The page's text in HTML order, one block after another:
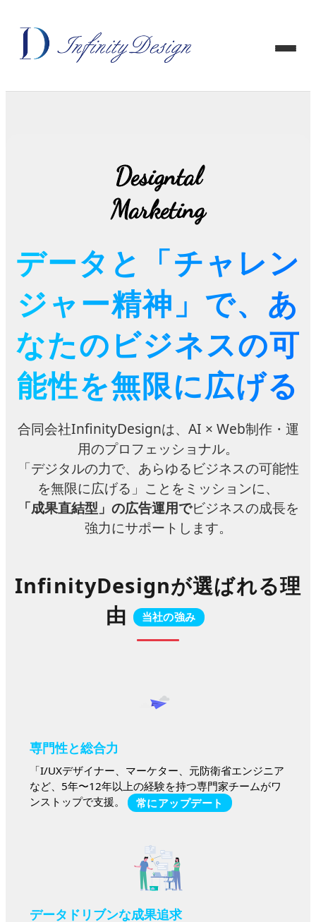
Designtal
Designtal
Marketing
Marketing
データと「チャレン
ジャー精神」で、あ
なたのビジネスの可
能性を無限に広げる
合同会社InfinityDesignは、 AI × Web制作・運
用のプロフェッショナル。
「デジタルの力で、あらゆるビジネスの可能性
を無限に広げる」ことをミッションに、
「成果直結型」の広告運用でビジネスの成長を
強力にサポートします。
InfinityDesignが選ばれる理
由
当社の強み
専門性と総合力
「I/UXデザイナー、マーケター、元防衛省エンジニア
など、5年〜12年以上の経験を持つ専門家チームがワ
ンストップで支援。
常にアップデート
データドリブンな成果追求